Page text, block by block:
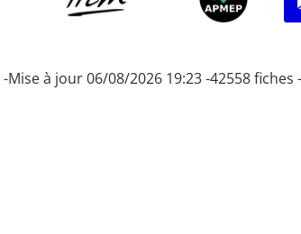
-Mise à jour 06/08/2026 19:23 -42558 fiches -